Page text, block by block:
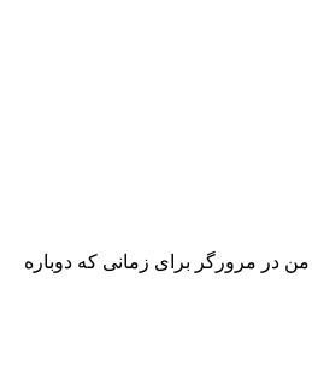
من در مرورگر برای زمانی که دوباره